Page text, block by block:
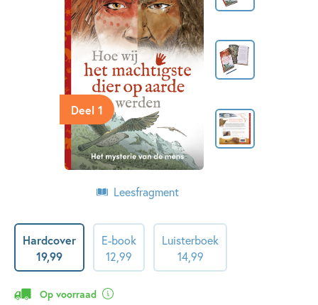
Deel 1
Leesfragment
Hardcover
19,99
E-book
12 99
Luisterboek
14,99
Op voorraad